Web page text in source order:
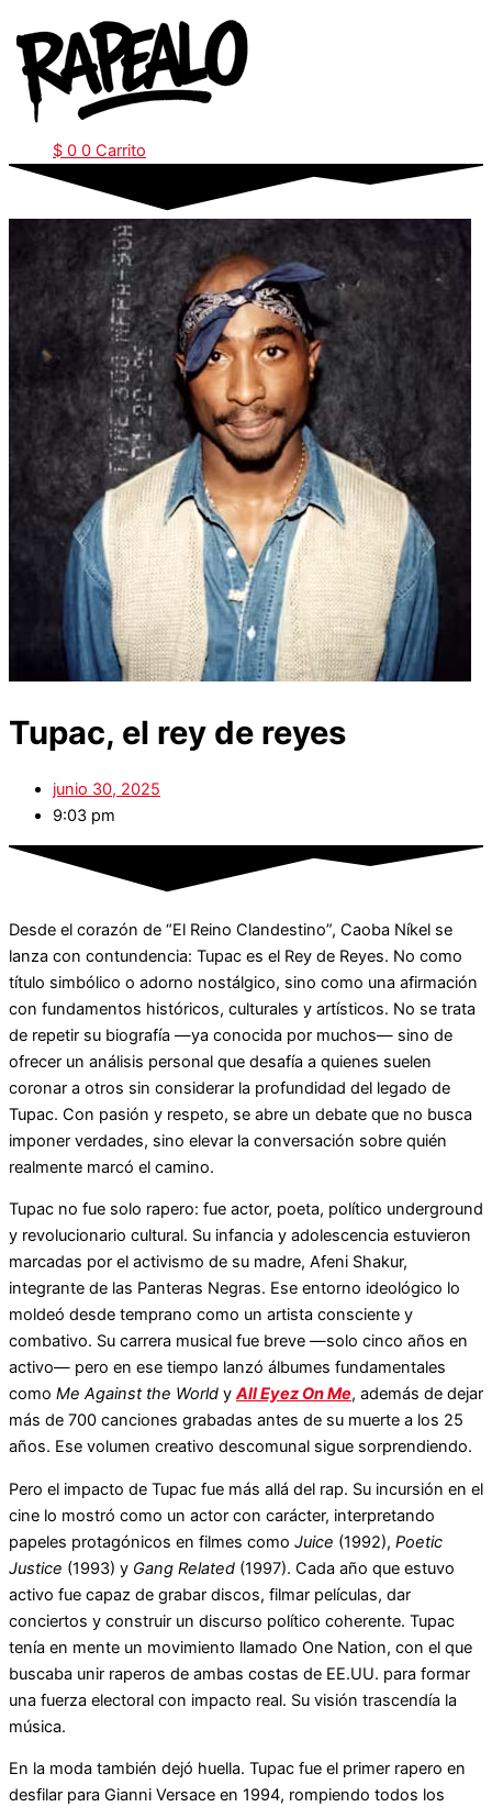
al
contenido
$ 0 0 Carrito
Tupac, el rey de reyes
junio 30, 2025
9:03 pm
Desde el corazón de “El Reino Clandestino”, Caoba Níkel se
lanza con contundencia: Tupac es el Rey de Reyes. No como
título simbólico o adorno nostálgico, sino como una afirmación
con fundamentos históricos, culturales y artísticos. No se trata
de repetir su biografía —ya conocida por muchos— sino de
ofrecer un análisis personal que desafía a quienes suelen
coronar a otros sin considerar la profundidad del legado de
Tupac. Con pasión y respeto, se abre un debate que no busca
imponer verdades, sino elevar la conversación sobre quién
realmente marcó el camino.
Tupac no fue solo rapero: fue actor, poeta, político underground
y revolucionario cultural. Su infancia y adolescencia estuvieron
marcadas por el activismo de su madre, Afeni Shakur,
integrante de las Panteras Negras. Ese entorno ideológico lo
moldeó desde temprano como un artista consciente y
combativo. Su carrera musical fue breve —solo cinco años en
activo— pero en ese tiempo lanzó álbumes fundamentales
como Me Against the World yAll Eyez On Me, además de dejar
más de 700 canciones grabadas antes de su muerte a los 25
años. Ese volumen creativo descomunal sigue sorprendiendo.
Pero el impacto de Tupac fue más allá del rap. Su incursión en el
cine lo mostró como un actor con carácter, interpretando
papeles protagónicos en filmes como Juice (1992), Poetic
Justice (1993) y Gang Related (1997). Cada año que estuvo
activo fue capaz de grabar discos, filmar películas, dar
conciertos y construir un discurso político coherente. Tupac
tenía en mente un movimiento llamado One Nation, con el que
buscaba unir raperos de ambas costas de EE.UU. para formar
una fuerza electoral con impacto real. Su visión trascendía la
música.
En la moda también dejó huella. Tupac fue el primer rapero en
desfilar para Gianni Versace en 1994, rompiendo todos los